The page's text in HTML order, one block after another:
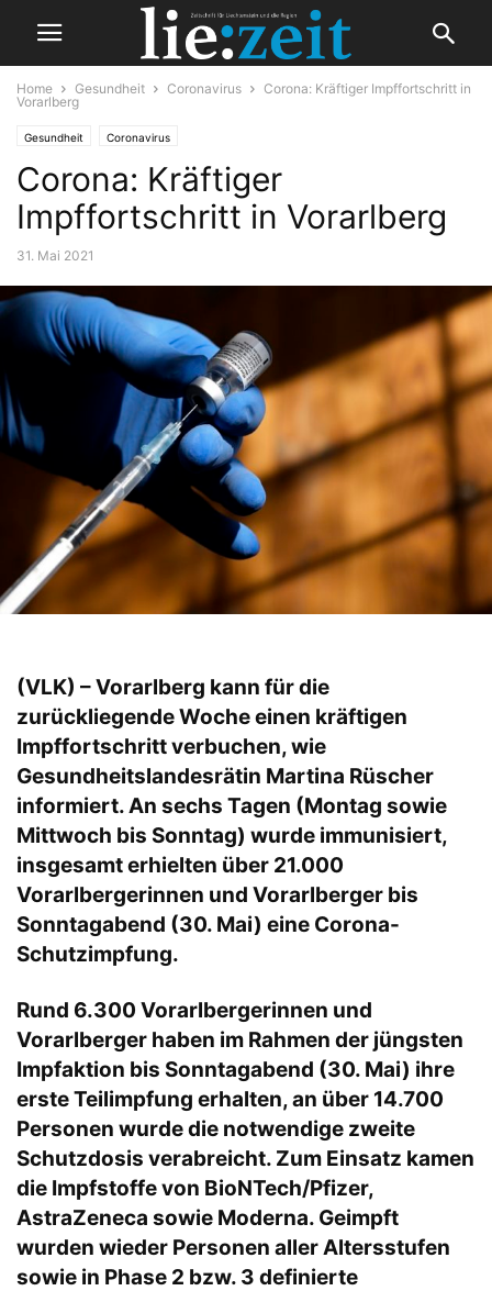
Home Gesundheit Coronavirus
Corona: Kräftiger Impffortschritt in
Vorarlberg
Gesundheit Coronavirus
Corona: Kräftiger
Impffortschritt in Vorarlberg
31. Mai 2021
(VLK) – Vorarlberg kann für die
zurückliegende Woche einen kräftigen
Impffortschritt verbuchen, wie
Gesundheitslandesrätin Martina Rüscher
informiert. An sechs Tagen (Montag sowie
Mittwoch bis Sonntag) wurde immunisiert,
insgesamt erhielten über 21.000
Vorarlbergerinnen und Vorarlberger bis
Sonntagabend (30. Mai) eine Corona-
Schutzimpfung.
Rund 6.300 Vorarlbergerinnen und
Vorarlberger haben im Rahmen der jüngsten
Impfaktion bis Sonntagabend (30. Mai) ihre
erste Teilimpfung erhalten, an über 14.700
Personen wurde die notwendige zweite
Schutzdosis verabreicht. Zum Einsatz kamen
die Impfstoffe von BioNTech/Pfizer,
AstraZeneca sowie Moderna. Geimpft
wurden wieder Personen aller Altersstufen
sowie in Phase 2 bzw. 3 definierte